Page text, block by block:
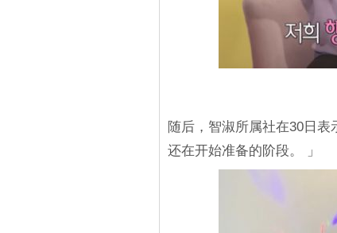
随后，智淑所属社在30日
还在开始准备的阶段。 」